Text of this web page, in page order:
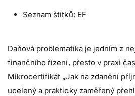
Seznam štítků: EF
Daňová problematika je jedním z
finančního řízení, přesto v praxi
Mikrocertifikát „Jak na zdanění
ucelený a prakticky zaměřený